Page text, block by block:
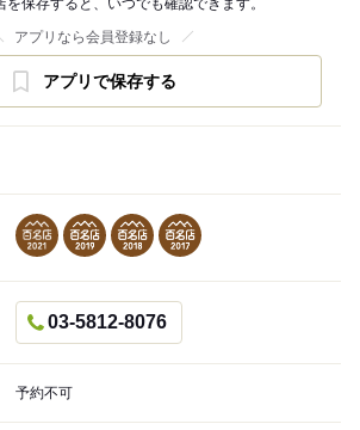
を保存すると、いつでも確認できます。
アプリなら会員登録なし
アプリで保存する
03-5812-8076
予約不可